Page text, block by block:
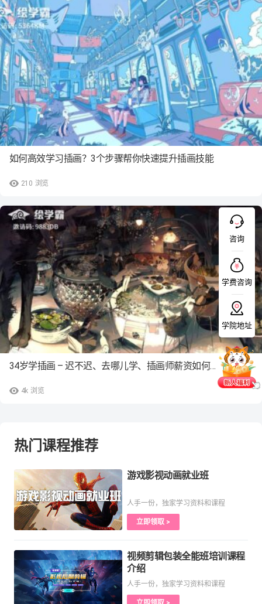
210 浏览
如何高效学习插画？3个步骤帮你快速提升插画技能
4k 浏览
34岁学插画 – 迟不迟、去哪儿学、插画师薪资如何…
热门课程推荐
游戏影视动画就业班
人手一份，独家学习资料和课程
立即领取 >
视频剪辑包装全能班培训课程
介绍
人手一份，独家学习资料和课程
咨询
学费咨询
学院地址